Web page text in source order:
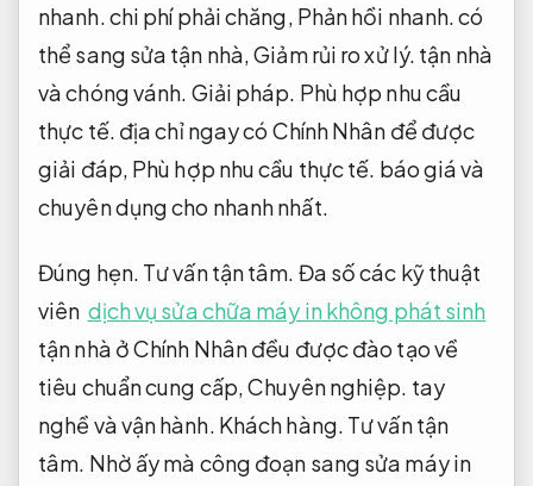
nhanh.chi phí phải chăng, Phản hồi nhanh.có
thể sang sửa tận nhà,Giảm rủi ro xử lý. tận nhà
và chóng vánh. Giải pháp. Phù hợp nhu cầu
thực tế. địa chỉ ngay có Chính Nhân để được
giải đáp, Phù hợp nhu cầu thực tế. báo giá và
chuyên dụng cho nhanh nhất.
Đúng hẹn. Tư vấn tận tâm. Đa số các kỹ thuật
viên dịch vụ sửa chữa máy in không phát sinh
tận nhà ở Chính Nhân đều được đào tạo về
tiêu chuẩn cung cấp,Chuyên nghiệp. tay
nghề và vận hành. Khách hàng. Tư vấn tận
tâm. Nhờ ấy mà công đoạn sang sửa máy in